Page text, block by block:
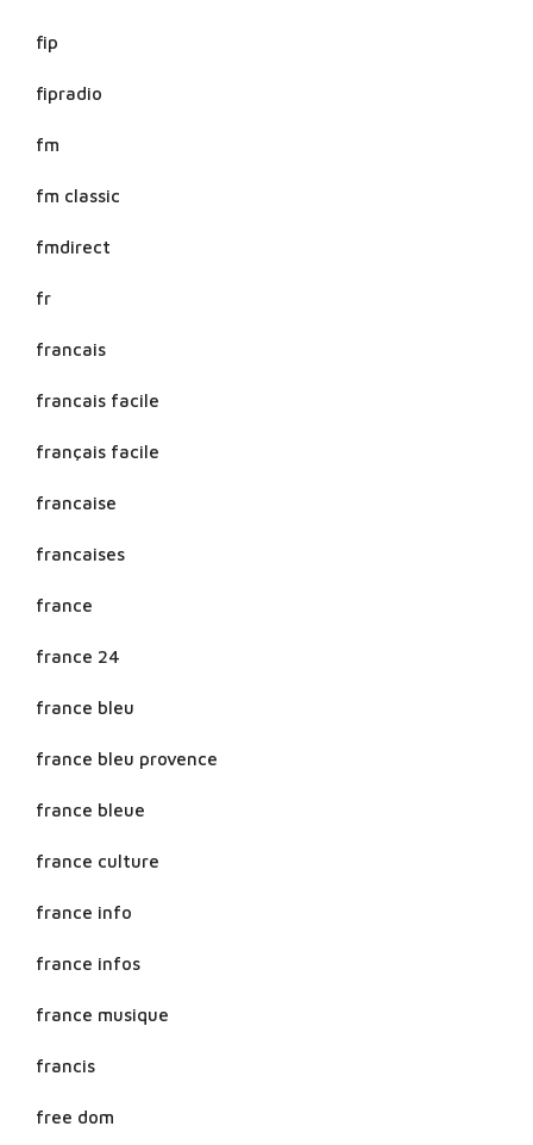
fip
fipradio
fm
fm classic
fmdirect
fr
francais
francais facile
français facile
francaise
francaises
france
france 24
france bleu
france bleu provence
france bleue
france culture
france info
france infos
france musique
francis
free dom